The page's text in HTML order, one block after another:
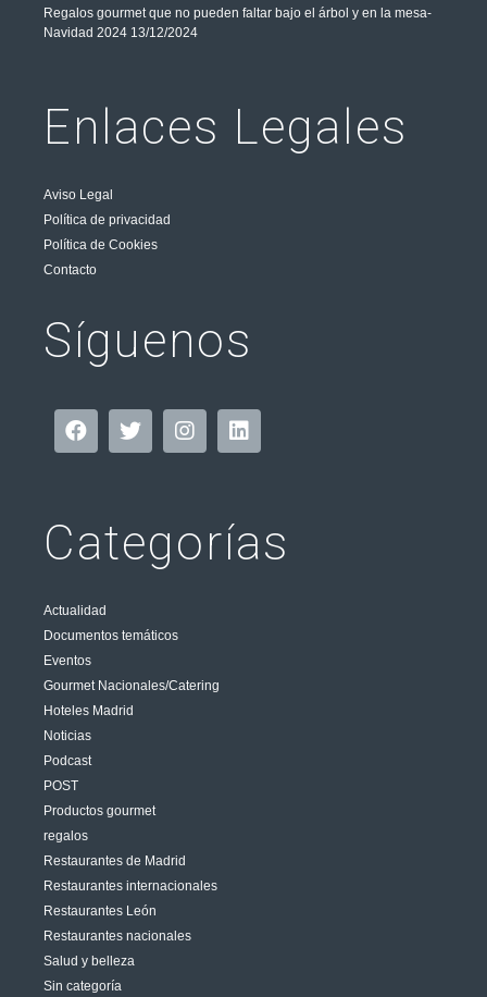
Regalos gourmet que no pueden faltar bajo el árbol y en la mesa-
Navidad 2024 13/12/2024
Enlaces Legales
Aviso Legal
Política de privacidad
Política de Cookies
Contacto
Síguenos
Categorías
Actualidad
Documentos temáticos
Eventos
Gourmet Nacionales/Catering
Hoteles Madrid
Noticias
Podcast
POST
Productos gourmet
regalos
Restaurantes de Madrid
Restaurantes internacionales
Restaurantes León
Restaurantes nacionales
Salud y belleza
Sin categoría